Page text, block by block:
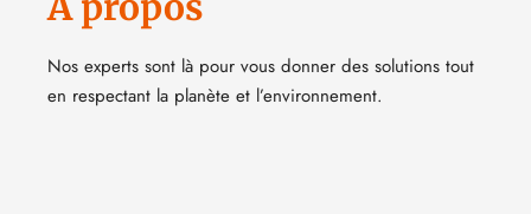
Nos experts sont là pour vous donner des solutions tout
en respectant la planète et l’environnement.